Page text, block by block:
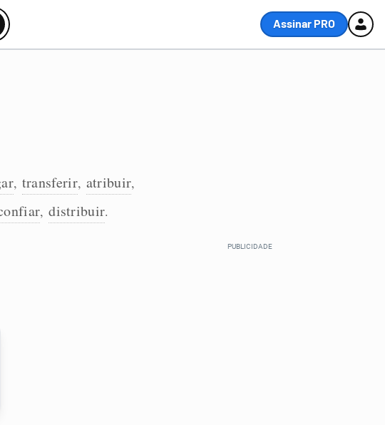
Assinar PRO
, transferir, atribuir,
, distribuir.